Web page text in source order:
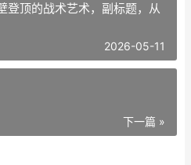
登顶的战术艺术，副标题，从
2026-05-11
下一篇 »